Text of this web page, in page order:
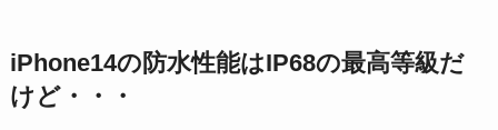
iPhone14の防水性能はIP68の最高等級だ
けど・・・